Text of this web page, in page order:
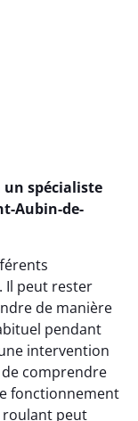
un spécialiste
Aubin-de-
Il peut rester
de manière
pendant
intervention
comprendre
fonctionnement
roulant peut